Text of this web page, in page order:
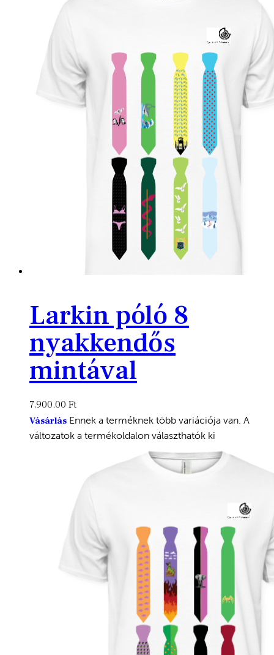
Larkin póló 8
nyakkendős
mintával
7,900.00 Ft
Vásárlás Ennek a terméknek több variációja van. A
változatok a termékoldalon választhatók ki